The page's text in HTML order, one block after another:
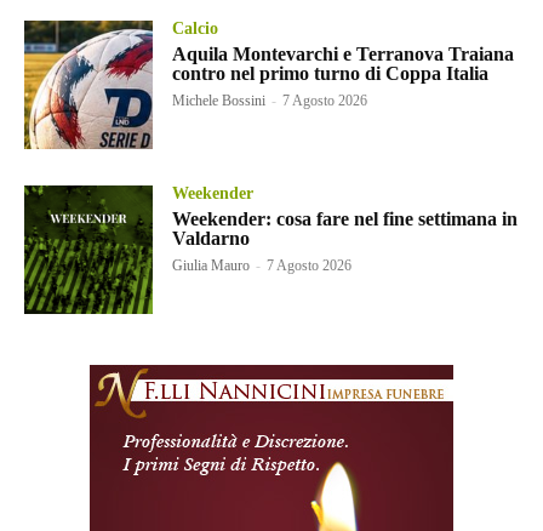
Calcio
Aquila Montevarchi e Terranova Traiana
contro nel primo turno di Coppa Italia
Michele Bossini - 7 Agosto 2026
Weekender
Weekender: cosa fare nel fine settimana in
Valdarno
Giulia Mauro - 7 Agosto 2026